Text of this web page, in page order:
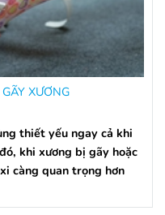
XƯƠNG
thiết yếu ngay cả khi
khi xương bị gãy hoặc
càng quan trọng hơn